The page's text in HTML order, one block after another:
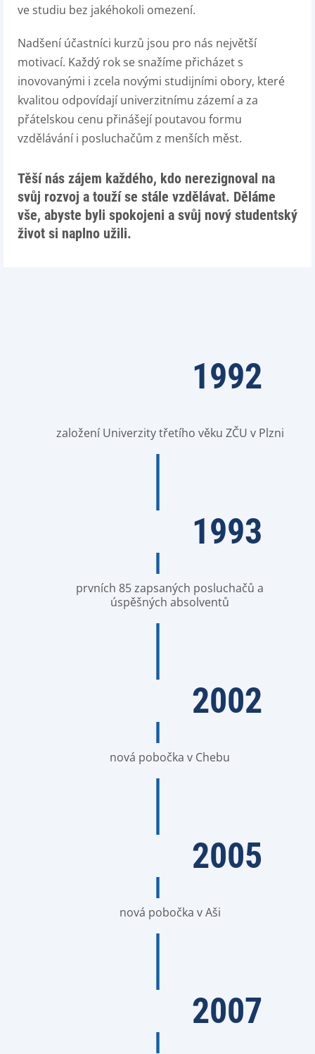
ve studiu bez jakéhokoli omezení.
Nadšení účastníci kurzů jsou pro nás největší
motivací. Každý rok se snažíme přicházet s
inovovanými i zcela novými studijními obory, které
kvalitou odpovídají univerzitnímu zázemí a za
přátelskou cenu přinášejí poutavou formu
vzdělávání i posluchačům z menších měst.
Těší nás zájem každého, kdo nerezignoval na
svůj rozvoj a touží se stále vzdělávat. Děláme
vše, abyste byli spokojeni a svůj nový studentský
život si naplno užili.
1992
založení Univerzity třetího věku ZČU v Plzni
1993
prvních 85 zapsaných posluchačů a
úspěšných absolventů
2002
nová pobočka v Chebu
2005
nová pobočka v Aši
2007